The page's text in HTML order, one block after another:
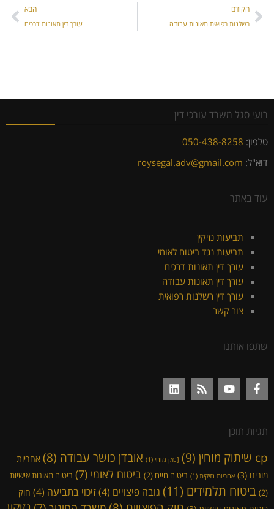
הקודם
רשלנות רפואית תאונות עבודה
הבא
עורך דין תאונות דרכים
רועי סגל משרד עורכי דין
טלפון: 050-438-8258
דוא"ל: roysegal.adv@gmail.com
עוד באתר
תביעות נזיקין
תביעות נגד ביטוח לאומי
עורך דין תאונות דרכים
עורך דין תאונות עבודה
עורך דין רשלנות רפואית
צור קשר
שתפו אותנו
תגיות תוכן
cp שיתוק מוחין (9) [נזק מוחי (1) אובדן כושר עבודה (8)
אחריות
מורים (3) אחריות נזיקית (1) ביטוח חיים (2) ביטוח לאומי (7)
ביטוח תאונות אישיות
(2)
ביטוח תלמידים (11) גובה פיצויים (4) זיכוי בתביעה (4)
חוק